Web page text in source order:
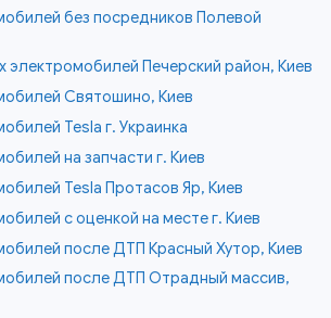
без посредников Полевой
электромобилей Печерский район, Киев
Святошино, Киев
Tesla г. Украинка
на запчасти г. Киев
Tesla Протасов Яр, Киев
с оценкой на месте г. Киев
после ДТП Красный Хутор, Киев
после ДТП Отрадный массив,